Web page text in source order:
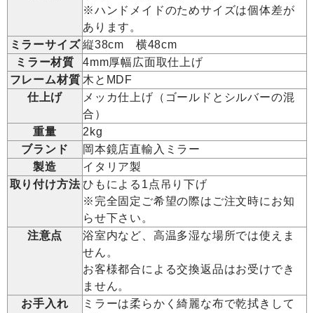
※ハンドメイドのためサイズは個体差が
あります。
ミラーサイズ 縦38cm 横48cm
ミラー材質
4mm厚幅広面取仕上げ
フレーム材質 木とMDF
仕上げ
メッカ仕上げ（ゴールドとシルバーの混
合）
重量
2kg
ブランド
岡本鏡店直輸入ミラー
製造
イタリア製
取り付け方法 ひもによる1点吊り下げ
※完全固定ご希望の際はご注文時にお知
らせ下さい。
注意点
浴室内など、高温多湿な場所では使えま
せん。
お客様都合による交換返品はお受けでき
ません。
お手入れ
ミラーは柔らかく綺麗な布で乾拭きして